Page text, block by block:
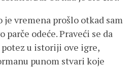
vremena prošlo otkad sam
parče odeće. Praveći se da
u istoriji ove igre,
punom stvari koje